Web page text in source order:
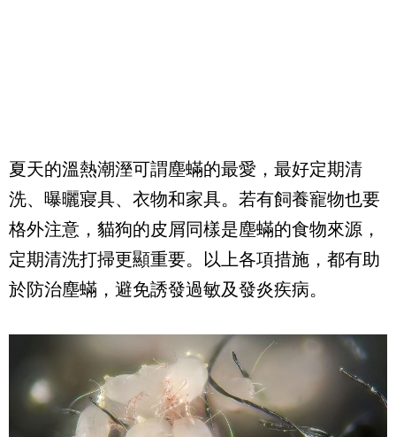
夏天的溫熱潮溼可謂塵蟎的最愛，最好定期清
洗、曝曬寢具、衣物和家具。若有飼養寵物也要
格外注意，貓狗的皮屑同樣是塵蟎的食物來源，
定期清洗打掃更顯重要。以上各項措施，都有助
於防治塵蟎，避免誘發過敏及發炎疾病。